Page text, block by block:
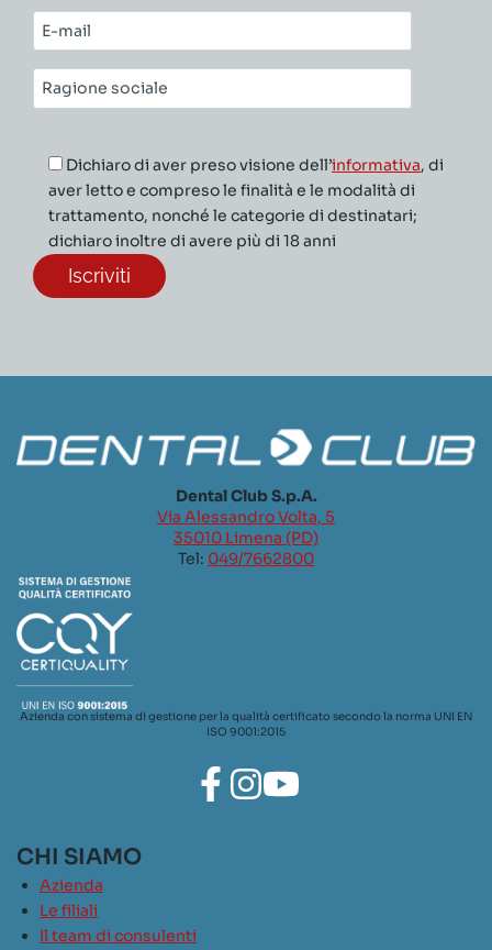
cognome*
E-
mail*
Ragione
sociale*
Dichiaro di aver preso visione dell’informativa, di
aver letto e compreso le finalità e le modalità di
trattamento, nonché le categorie di destinatari;
dichiaro inoltre di avere più di 18 anni
Dental Club S.p.A.
Via Alessandro Volta, 5
35010 Limena (PD)
Tel: 049/7662800
Azienda con sistema di gestione per la qualità certificato secondo la norma UNI EN
ISO 9001:2015
CHI SIAMO
Azienda
Le filiali
Il team di consulenti